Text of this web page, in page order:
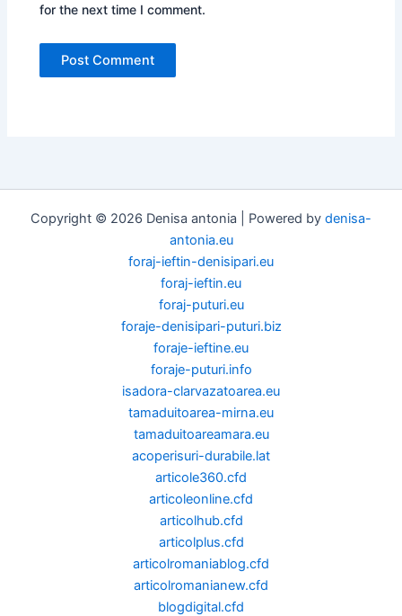
for the next time I comment.
Copyright © 2026 Denisa antonia | Powered by denisa-
antonia.eu
foraj-ieftin-denisipari.eu
foraj-ieftin.eu
foraj-puturi.eu
foraje-denisipari-puturi.biz
foraje-ieftine.eu
foraje-puturi.info
isadora-clarvazatoarea.eu
tamaduitoarea-mirna.eu
tamaduitoareamara.eu
acoperisuri-durabile.lat
articole360.cfd
articoleonline.cfd
articolhub.cfd
articolplus.cfd
articolromaniablog.cfd
articolromanianew.cfd
blogdigital.cfd